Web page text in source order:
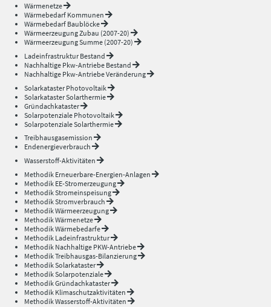
Wärmenetze
Wärmebedarf Kommunen
Wärmebedarf Baublöcke
Wärmeerzeugung Zubau (2007-20)
Wärmeerzeugung Summe (2007-20)
Ladeinfrastruktur Bestand
Nachhaltige Pkw-Antriebe Bestand
Nachhaltige Pkw-Antriebe Veränderung
Solarkataster Photovoltaik
Solarkataster Solarthermie
Gründachkataster
Solarpotenziale Photovoltaik
Solarpotenziale Solarthermie
Treibhausgasemission
Endenergieverbrauch
Wasserstoff-Aktivitäten
Methodik Erneuerbare-Energien-Anlagen
Methodik EE-Stromerzeugung
Methodik Stromeinspeisung
Methodik Stromverbrauch
Methodik Wärmeerzeugung
Methodik Wärmenetze
Methodik Wärmebedarfe
Methodik Ladeinfrastruktur
Methodik Nachhaltige PKW-Antriebe
Methodik Treibhausgas-Bilanzierung
Methodik Solarkataster
Methodik Solarpotenziale
Methodik Gründachkataster
Methodik Klimaschutzaktivitäten
Methodik Wasserstoff-Aktivitäten